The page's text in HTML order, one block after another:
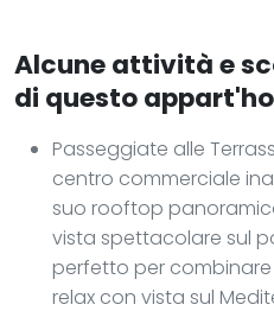
Alcune attività e
di questo
Passeggiate alle
centro commerciale
suo rooftop
vista spettacolare sul
perfetto per
relax con vista sul